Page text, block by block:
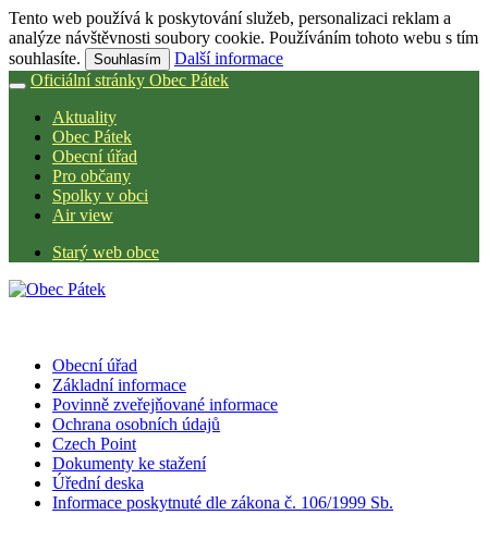
Tento web používá k poskytování služeb, personalizaci reklam a
analýze návštěvnosti soubory cookie. Používáním tohoto webu s tím
souhlasíte.
Souhlasím
Další informace
Oficiální stránky Obec Pátek
Aktuality
Obec Pátek
Obecní úřad
Pro občany
Spolky v obci
Air view
Starý web obce
Obecní úřad
Základní informace
Povinně zveřejňované informace
Ochrana osobních údajů
Czech Point
Dokumenty ke stažení
Úřední deska
Informace poskytnuté dle zákona č. 106/1999 Sb.